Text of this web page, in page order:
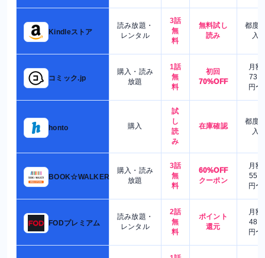
Kindleストア
読み放題・
レンタル
3話
無
料
無料試し
読み
都度
入
コミック.jp
購入・読み
放題
1話
無
料
初回
70%OFF
月額
730
円〜
honto 購入
試
し
読
み
在庫確認
都度
入
BOOK☆WALKER
購入・読み
放題
3話
無
料
60%OFF
クーポン
月額
550
円〜
FODプレミアム
読み放題・
レンタル
2話
無
料
ポイント
還元
月額
480
円〜